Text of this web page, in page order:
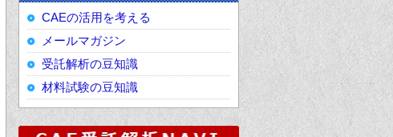
CAEの活用を考える
メールマガジン
受託解析の豆知識
材料試験の豆知識